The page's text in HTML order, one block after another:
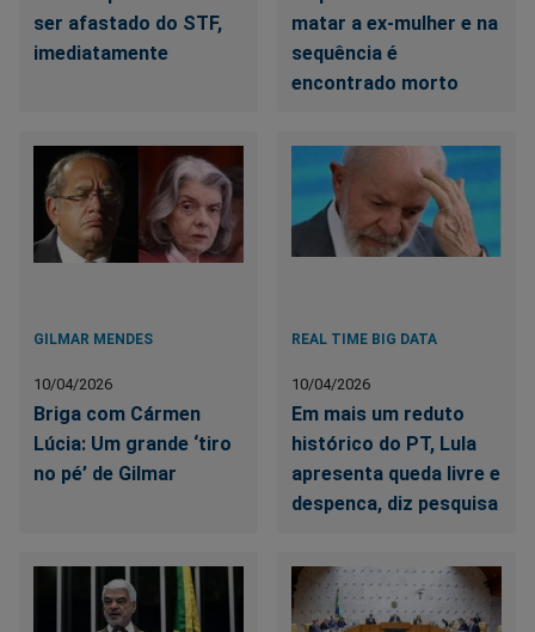
ser afastado do STF,
imediatamente
matar a ex-mulher e na
sequência é
encontrado morto
GILMAR MENDES
10/04/2026
Briga com Cármen
Lúcia: Um grande ‘tiro
no pé’ de Gilmar
REAL TIME BIG DATA
10/04/2026
Em mais um reduto
histórico do PT, Lula
apresenta queda livre e
despenca, diz pesquisa